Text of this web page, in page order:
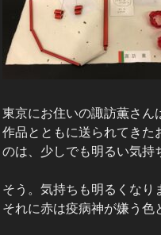
東京にお住いの諏訪薫さん
作品とともに送られてきた
のは、少しでも明るい気持
そう。気持ちも明るくなり
それに赤は疫病神が嫌う色